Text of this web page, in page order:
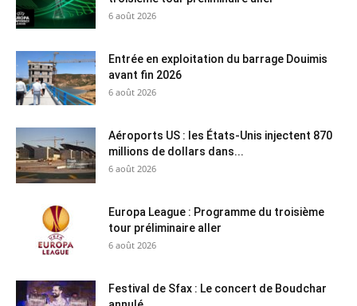
6 août 2026
Entrée en exploitation du barrage Douimis
avant fin 2026
6 août 2026
Aéroports US : les États-Unis injectent 870
millions de dollars dans...
6 août 2026
Europa League : Programme du troisième
tour préliminaire aller
6 août 2026
Festival de Sfax : Le concert de Boudchar